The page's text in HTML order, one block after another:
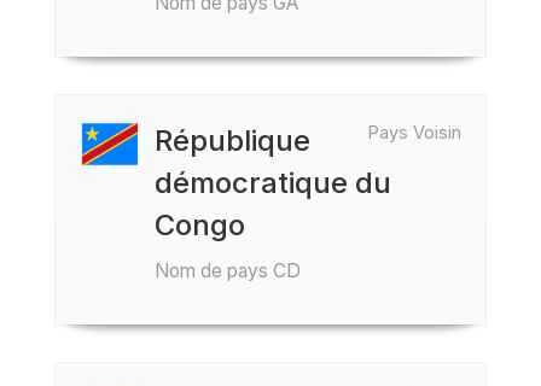
Pays Voisin
République
démocratique du
Congo
Nom de pays CD